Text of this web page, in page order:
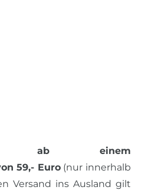
ab einem
59,- Euro(nur innerhalb
Versand ins Ausland gilt